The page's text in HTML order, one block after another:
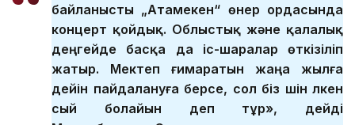
байланысты „Атамекен“ өнер ордасында
концерт қойдық. Облыстық және қалалық
деңгейде басқа да іс-шаралар өткізіліп
жатыр. Мектеп ғимаратын жаңа жылға
дейін пайдалануға берсе, сол біз үшін үлкен
сый болайын деп тұр», дейді